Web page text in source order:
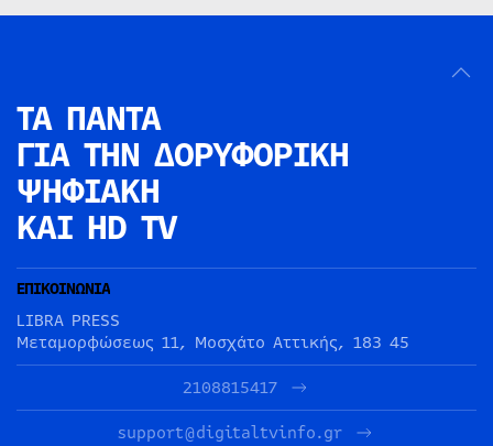
ΤΑ ΠΑΝΤΑ
ΓΙΑ ΤΗΝ ΔΟΡΥΦΟΡΙΚΗ
ΨΗΦΙΑΚΗ
ΚΑΙ HD TV
ΕΠΙΚΟΙΝΩΝΙΑ
LIBRA PRESS
Μεταμορφώσεως 11, Μοσχάτο Αττικής, 183 45
2108815417
support@digitaltvinfo.gr